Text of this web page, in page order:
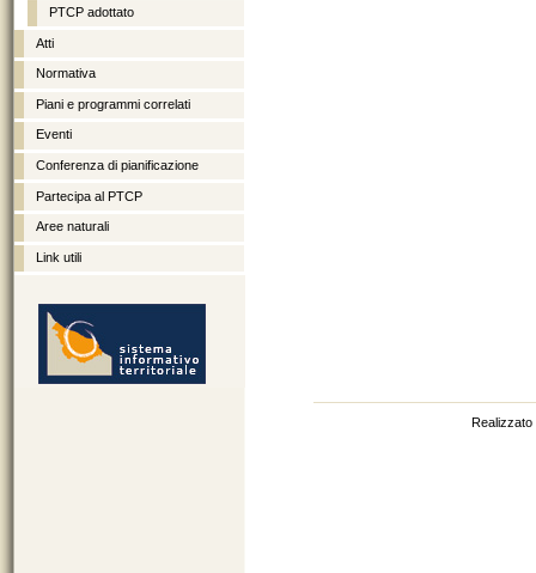
PTCP adottato
Atti
Normativa
Piani e programmi correlati
Eventi
Conferenza di pianificazione
Partecipa al PTCP
Aree naturali
Link utili